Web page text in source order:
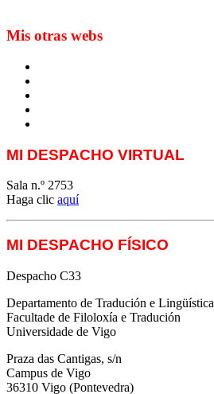
Mis otras webs
MI DESPACHO VIRTUAL
Sala n.º 2753
Haga clic aquí
MI DESPACHO FÍSICO
Despacho C33
Departamento de Tradución e Lingüística
Facultade de Filoloxía e Tradución
Universidade de Vigo
Praza das Cantigas, s/n
Campus de Vigo
36310 Vigo (Pontevedra)